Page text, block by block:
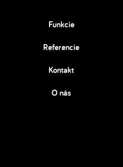
Funkcie
Referencie
Kontakt
O nás